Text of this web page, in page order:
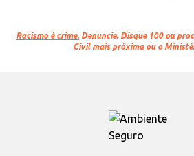
Racismo é crime. Denuncie. Disque 100 ou
Civil mais próxima ou o